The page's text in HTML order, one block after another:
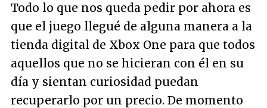
Todo lo que nos queda pedir por ahora es
que el juego llegué de alguna manera a la
tienda digital de Xbox One para que todos
aquellos que no se hicieran con él en su
día y sientan curiosidad puedan
recuperarlo por un precio. De momento